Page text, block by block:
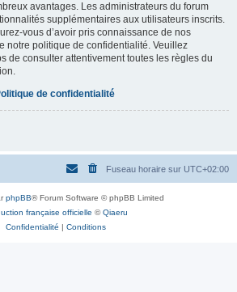
avantages. Les administrateurs du forum
supplémentaires aux utilisateurs inscrits.
vous d’avoir pris connaissance de nos
notre politique de confidentialité. Veuillez
de consulter attentivement toutes les règles du
de confidentialité
Fuseau horaire sur UTC+02:00
phpBB® Forum Software © phpBB Limited
française officielle ©Qiaeru
Confidentialité | Conditions